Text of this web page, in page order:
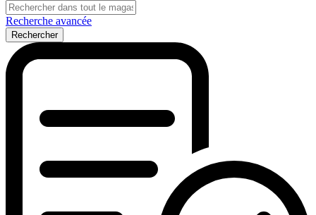
Recherche avancée
Rechercher